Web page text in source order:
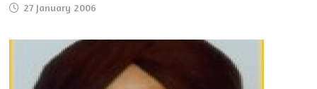
27 January 2006